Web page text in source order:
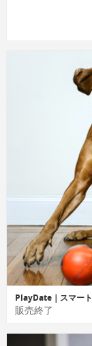
PlayDate｜スマー
販売終了